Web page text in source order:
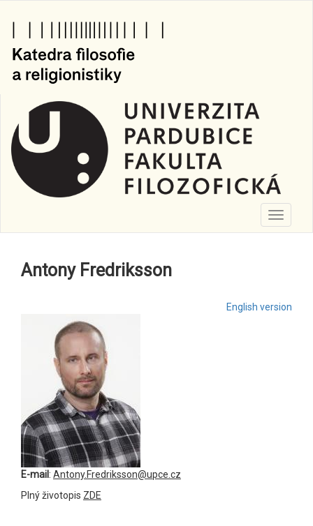
obsahu
Toggle
Antony Fredriksson
English version
E-mail : Antony.Fredriksson@upce.cz
Plný životopis ZDE